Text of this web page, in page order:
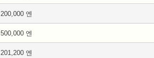
200,000 엔
500,000 엔
201,200 엔